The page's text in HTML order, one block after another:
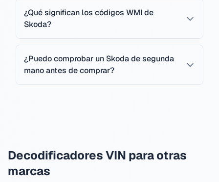
¿Qué significan los códigos WMI de
Skoda?
¿Puedo comprobar un Skoda de segunda
mano antes de comprar?
Decodificadores VIN para otras
marcas